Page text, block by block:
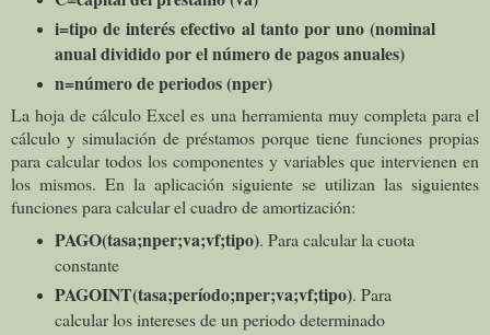
i=tipo de interés efectivo al tanto por uno (nominal
anual dividido por el número de pagos anuales)
n=número de periodos (nper)
La hoja de cálculo Excel es una herramienta muy completa para el
cálculo y simulación de préstamos porque tiene funciones propias
para calcular todos los componentes y variables que intervienen en
los mismos. En la aplicación siguiente se utilizan las siguientes
funciones para calcular el cuadro de amortización:
PAGO(tasa;nper;va;vf;tipo). Para calcular la cuota
constante
PAGOINT(tasa;período;nper;va;vf;tipo). Para
calcular los intereses de un periodo determinado